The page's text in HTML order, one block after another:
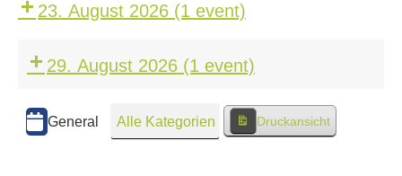
23. August 2026 (1 event)
29. August 2026 (1 event)
Kategorien
General Alle Kategorien Druckansicht